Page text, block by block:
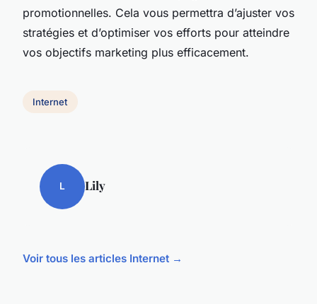
promotionnelles. Cela vous permettra d’ajuster vos
stratégies et d’optimiser vos efforts pour atteindre
vos objectifs marketing plus efficacement.
Internet
L Lily
Voir tous les articles Internet →